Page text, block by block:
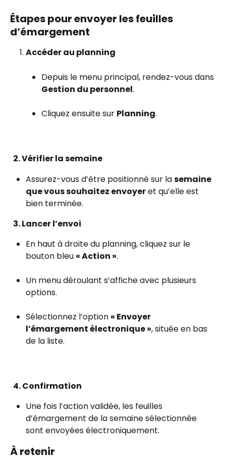
Étapes pour envoyer les feuilles
d’émargement
Accéder au planning
Depuis le menu principal, rendez-vous dans
Gestion du personnel.
Cliquez ensuite sur Planning.
  2. Vérifier la semaine
Assurez-vous d’être positionné sur la semaine
que vous souhaitez envoyer et qu’elle est
bien terminée.
  3. Lancer l’envoi
En haut à droite du planning, cliquez sur le
bouton bleu « Action ».
Un menu déroulant s’affiche avec plusieurs
options.
Sélectionnez l’option « Envoyer
l’émargement électronique », située en bas
de la liste.
  4. Confirmation
Une fois l’action validée, les feuilles
d’émargement de la semaine sélectionnée
sont envoyées électroniquement.
À retenir